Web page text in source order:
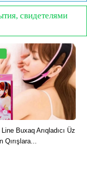
свидетелями